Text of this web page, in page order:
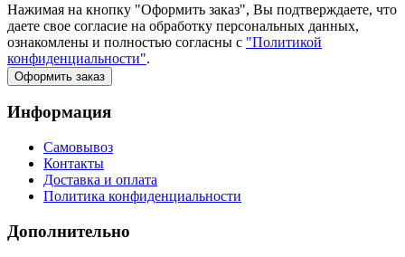
Нажимая на кнопку "Оформить заказ", Вы подтверждаете, что
даете свое согласие на обработку персональных данных,
ознакомлены и полностью согласны с "Политикой
конфиденциальности".
Оформить заказ
Информация
Самовывоз
Контакты
Доставка и оплата
Политика конфиденциальности
Дополнительно